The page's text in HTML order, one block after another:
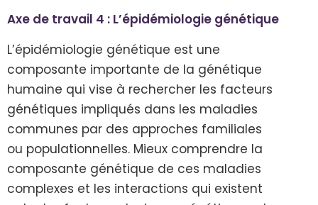
Axe de travail 4 : L’épidémiologie génétique
L’épidémiologie génétique est une
composante importante de la génétique
humaine qui vise à rechercher les facteurs
génétiques impliqués dans les maladies
communes par des approches familiales
ou populationnelles. Mieux comprendre la
composante génétique de ces maladies
complexes et les interactions qui existent